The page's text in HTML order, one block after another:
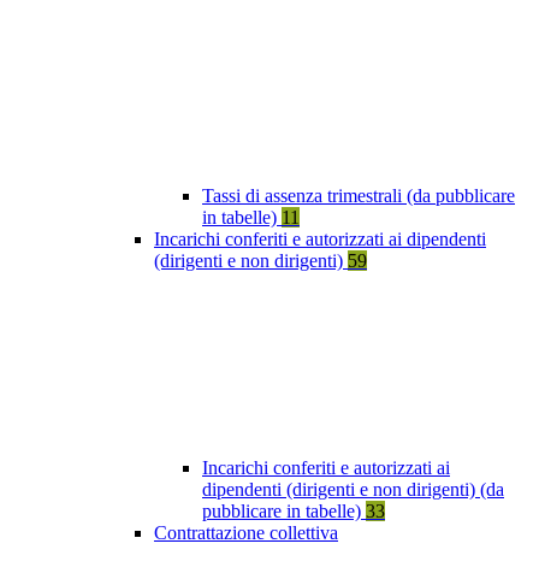
Tassi di assenza trimestrali (da pubblicare
in tabelle) 11
Incarichi conferiti e autorizzati ai dipendenti
(dirigenti e non dirigenti) 59
Incarichi conferiti e autorizzati ai
dipendenti (dirigenti e non dirigenti) (da
pubblicare in tabelle) 33
Contrattazione collettiva